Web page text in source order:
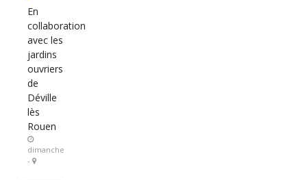
En
collaboration
avec les
jardins
ouvriers
de
Déville
lès
Rouen
dimanche
-